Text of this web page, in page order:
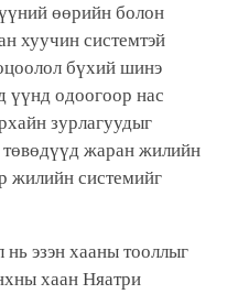
өөрийн болон
хуучин системтэй
бүхий шинэ
үүнд одоогоор нас
зурлагуудыг
төвөдүүд жаран жилийн
жилийн системийг
эзэн хааны тооллыг
хаан Няатри